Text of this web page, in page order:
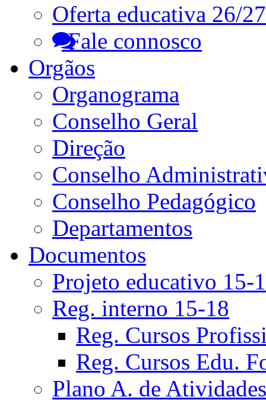
Oferta educativa 26/27
Fale connosco
Orgãos
Organograma
Conselho Geral
Direção
Conselho
Conselho Pedagógico
Departamentos
Documentos
Projeto educativo 15-
Reg. interno 15-18
Reg. Cursos
Reg. Cursos Edu.
Plano A. de Atividades